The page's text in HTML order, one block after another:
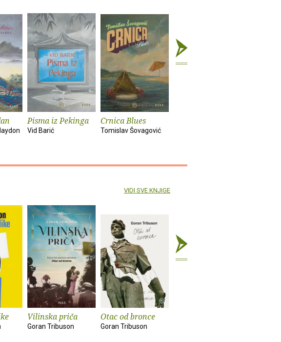
Pisma iz Pekinga
Vid Barić
Crnica Blues
Tomislav Šovagović
Vilinska priča
Goran Tribuson
Otac od bronce
Goran Tribuson
VIDI SVE KNJIGE